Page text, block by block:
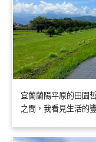
宜蘭蘭陽平原的田園
之間，我看見生活的